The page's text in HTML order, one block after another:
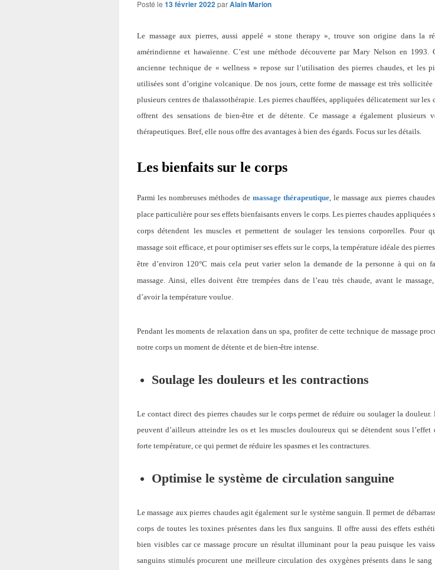
Posté le 13 février 2022parAlain Marion
Le massage aux pierres, aussi appelé « stone therapy », trouve son origine dans la
amérindienne et hawaïenne. C’est une méthode découverte par Mary Nelson en 1993.
ancienne technique de « wellness » repose sur l’utilisation des pierres chaudes, et les
utilisées sont d’origine volcanique. De nos jours, cette forme de massage est très sollicitée
plusieurs centres de thalassothérapie. Les pierres chauffées, appliquées délicatement sur les
offrent des sensations de bien-être et de détente. Ce massage a également plusieurs
thérapeutiques. Bref, elle nous offre des avantages à bien des égards. Focus sur les détails.
Les bienfaits sur le corps
Parmi les nombreuses méthodes de massage thérapeutique, le massage aux pierres chaudes
place particulière pour ses effets bienfaisantsenvers le corps. Les pierres chaudes appliquées
corps détendent les muscles et permettent de soulager les tensions corporelles. Pour
massage soit efficace, et pour optimiser ses effets sur le corps, la température idéale des
être d’environ 120°C mais cela peut varier selon la demande de la personne à qui on
massage. Ainsi, elles doivent être trempées dans de l’eau très chaude, avant le
d’avoir la température voulue.
Pendant les moments de relaxation dans un spa, profiter de cette technique de massage
notre corps un moment de détente et de bien-être intense.
Soulage les douleurs et les contractions
Le contact direct des pierres chaudes sur le corps permet de réduire ou soulager la douleur.
peuvent d’ailleurs atteindre les os et les muscles douloureux qui se détendent sous l’effet
forte température, ce qui permet de réduire les spasmes et les contractures.
Optimise le système de circulation sanguine
Le massage aux pierres chaudes agit également sur le système sanguin. Il permet de
corps de toutes les toxines présentes dans les flux sanguins. Il offre aussi des effets
bien visibles car ce massage procure un résultat illuminant pour la peau puisque les
sanguins stimulés procurent une meilleure circulation des oxygènes présents dans le sang